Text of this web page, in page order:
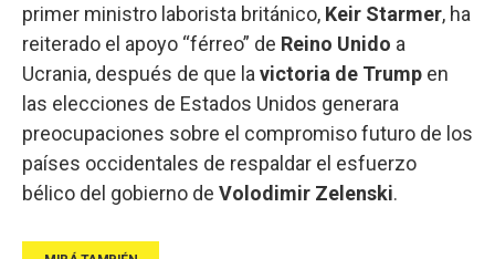
primer ministro laborista británico, Keir Starmer, ha
reiterado el apoyo “férreo” de Reino Unido a
Ucrania, después de que la victoria de Trump en
las elecciones de Estados Unidos generara
preocupaciones sobre el compromiso futuro de los
países occidentales de respaldar el esfuerzo
bélico del gobierno de Volodimir Zelenski.